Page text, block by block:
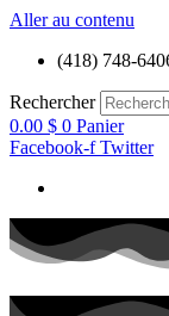
Aller au contenu
(418) 748-
Rechercher
0.00 $ 0 Panier
Facebook-f Twitter